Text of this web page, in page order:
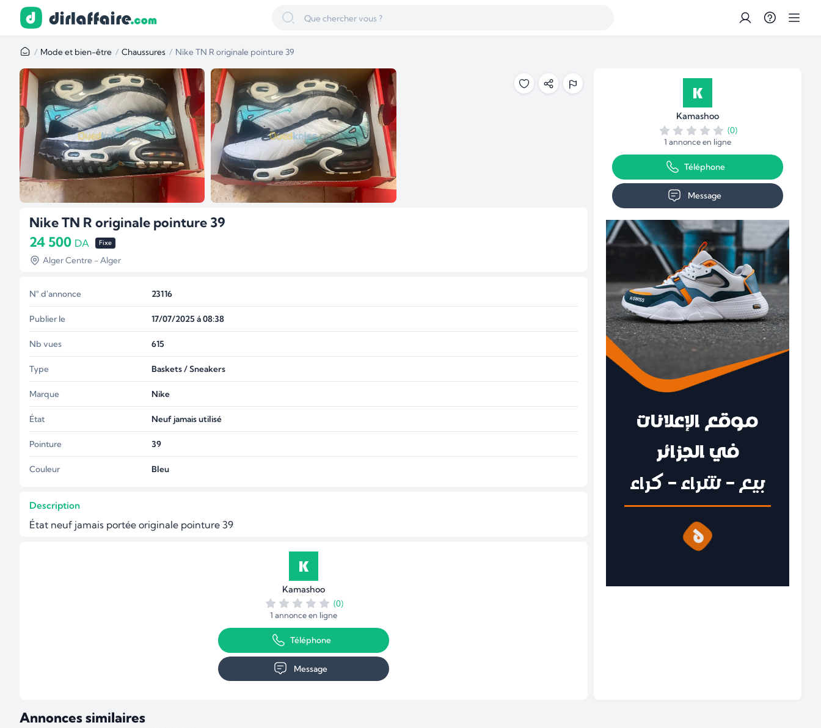
Mode et bien-être Chaussures Nike TN R originale pointure 39
Nike TN R originale pointure 39
24 500 DA Fixe
Alger Centre - Alger
N° d'annonce 23116
Publier le 17/07/2025 á 08:38
Nb vues 615
Type Baskets / Sneakers
Marque Nike
État Neuf jamais utilisé
Pointure 39
Couleur Bleu
Description
État neuf jamais portée originale pointure 39
Kamashoo
(0)
1 annonce en ligne
Téléphone
Message
Kamashoo
(0)
1 annonce en ligne
Téléphone
Message
Annonces similaires